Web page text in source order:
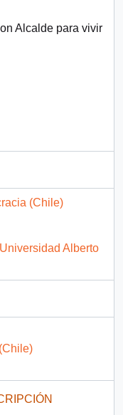
Alcalde para vivir
(Chile)
Alberto